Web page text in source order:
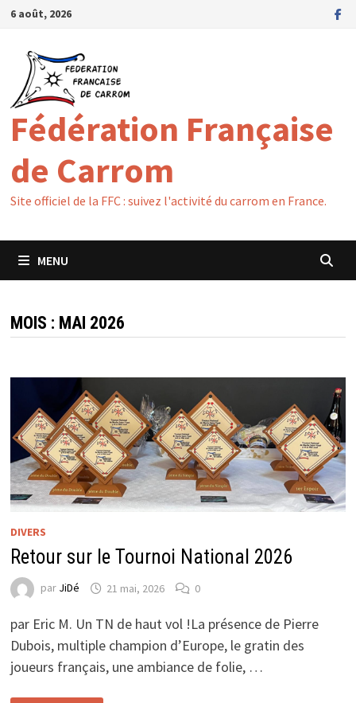
Passer
contenu
6 août, 2026
Fédération Française
de Carrom
Site officiel de la FFC : suivez l'activité du carrom en France.
MENU
MOIS : MAI 2026
DIVERS
Retour sur le Tournoi National 2026
par JiDé 21 mai, 2026 0
par Eric M. Un TN de haut vol !La présence de Pierre
Dubois, multiple champion d’Europe, le gratin des
joueurs français, une ambiance de folie, …